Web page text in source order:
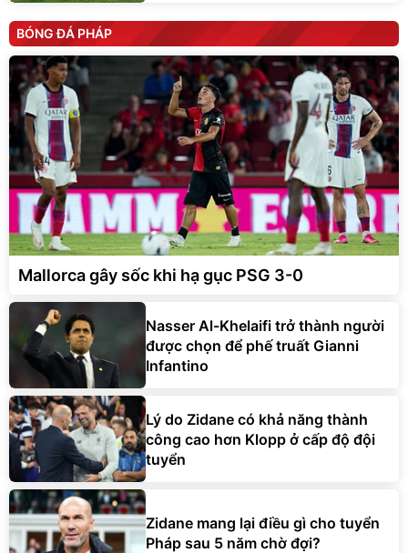
BÓNG ĐÁ PHÁP
Mallorca gây sốc khi hạ gục PSG 3-0
Nasser Al-Khelaifi trở thành người
được chọn để phế truất Gianni
Infantino
Lý do Zidane có khả năng thành
công cao hơn Klopp ở cấp độ đội
tuyển
Zidane mang lại điều gì cho tuyển
Pháp sau 5 năm chờ đợi?